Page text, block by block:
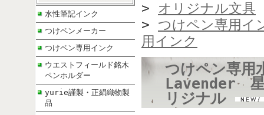
水性筆記インク
つけペンメーカー
つけペン専用インク
ウエストフィールド銘木
ペンホルダー
yurie謹製・正絹織物製
品
> オリジナル文具
> つけペン専用イ
用インク
つけペン専
Lavender
リジナル